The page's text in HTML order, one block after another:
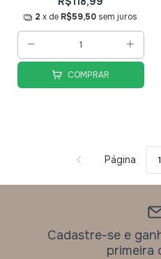
2 x de R$59,50 sem juros
COMPRAR
Página
Cadastre-se e
primeira